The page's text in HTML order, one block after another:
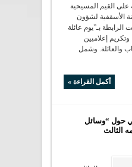
على القيم المسيحية
الأسقفية لشؤون
الرابطة بـ”يوم عائلة
إعلاميين
والعائلة. وشمل
أكمل القراءة »
حول “وسائل
الثالث